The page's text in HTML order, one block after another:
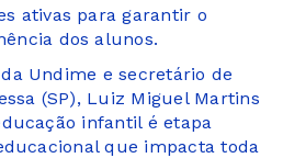
ativas para garantir o
dos alunos.
Undime e secretário de
(SP), Luiz Miguel Martins
infantil é etapa
que impacta toda